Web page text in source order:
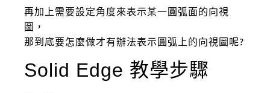
再加上需要設定角度來表示某一圓弧面的向視
圖，
那到底要怎麼做才有辦法表示圓弧上的向視圖呢?
Solid Edge 教學步驟